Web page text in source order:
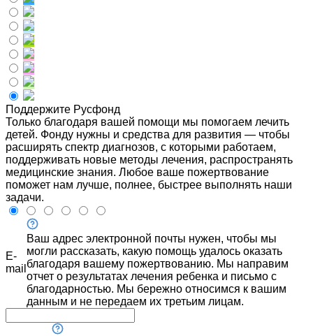
Поддержите Русфонд
Только благодаря вашей помощи мы помогаем лечить
детей. Фонду нужны и средства для развития — чтобы
расширять спектр диагнозов, с которыми работаем,
поддерживать новые методы лечения, распространять
медицинские знания. Любое ваше пожертвование
поможет нам лучше, полнее, быстрее выполнять наши
задачи.
E-
mail
Ваш адрес электронной почты нужен, чтобы мы
могли рассказать, какую помощь удалось оказать
благодаря вашему пожертвованию. Мы направим
отчет о результатах лечения ребенка и письмо с
благодарностью. Мы бережно относимся к вашим
данным и не передаем их третьим лицам.